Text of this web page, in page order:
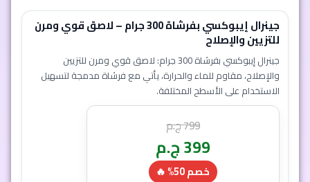
جينرال إيبوكسي بفرشاة 300 جرام – لاصق قوي ومرن
للتزيين والإصلاح
جينرال إيبوكسي بفرشاة 300 جرام: لاصق قوي ومرن للتزيين
والإصلاح، مقاوم للماء والحرارة، يأتي مع فرشاة مدمجة لتسهيل
الاستخدام على الأسطح المختلفة.
799ج.م
399 ج.م
خصم 50% 🔥